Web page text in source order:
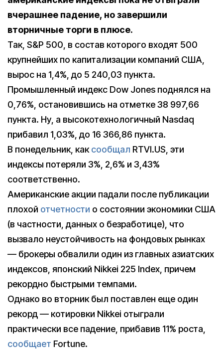
вчерашнее падение, но завершили
вторничные торги в плюсе.
Так, S&P 500, в состав которого входят 500
крупнейших по капитализации компаний США,
вырос на 1,4%, до 5 240,03 пункта.
Промышленный индекс Dow Jones поднялся на
0,76%, остановившись на отметке 38 997,66
пункта. Ну, а высокотехнологичный Nasdaq
прибавил 1,03%, до 16 366,86 пункта.
В понедельник, каксообщал RTVI.US, эти
индексы потеряли 3%, 2,6% и 3,43%
соответственно.
Американские акции падали после публикации
плохой отчетности о состоянии экономики США
(в частности, данных о безработице), что
вызвало неустойчивость на фондовых рынках
— брокеры обвалили один из главных азиатских
индексов, японский Nikkei 225 Index, причем
рекордно быстрыми темпами.
Однако во вторник был поставлен еще один
рекорд — котировки Nikkei отыграли
практически все падение, прибавив 11% роста,
сообщает Fortune.